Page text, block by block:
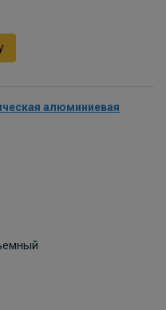
алюминиевая